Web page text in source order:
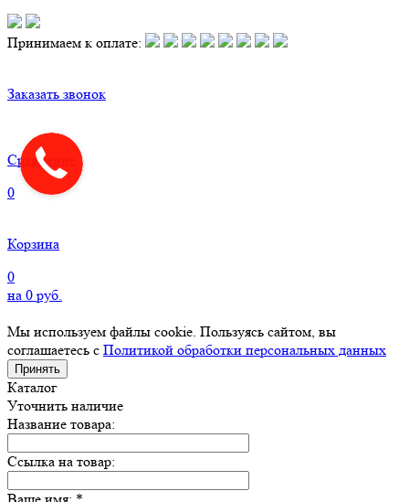
Принимаем к оплате:
Заказать звонок
Сравнение
0
Корзина
0
на 0 руб.
Мы используем файлы cookie. Пользуясь сайтом, вы
соглашаетесь с Политикой обработки персональных данных
Принять
Каталог
Уточнить наличие
Название товара:
Ссылка на товар: